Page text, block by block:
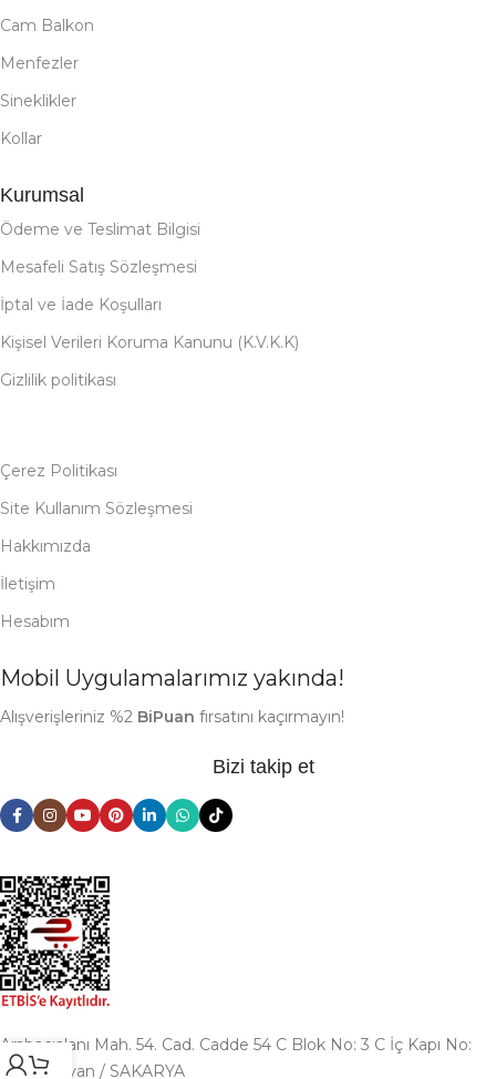
Cam Balkon
Menfezler
Sineklikler
Kollar
Kurumsal
Ödeme ve Teslimat Bilgisi
Mesafeli Satış Sözleşmesi
İptal ve İade Koşulları
Kişisel Verileri Koruma Kanunu (K.V.K.K)
Gizlilik politikası
Çerez Politikası
Site Kullanım Sözleşmesi
Hakkımızda
İletişim
Hesabım
Mobil Uygulamalarımız yakında!
Alışverişleriniz %2 BiPuan fırsatını kaçırmayın!
Bizi takip et
Arabacıalanı Mah. 54. Cad. Cadde 54 C Blok No: 3 C İç Kapı No:
216 Serdivan / SAKARYA